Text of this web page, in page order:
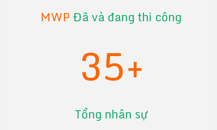
MWPĐã và đang thi công
35+
Tổng nhân sự